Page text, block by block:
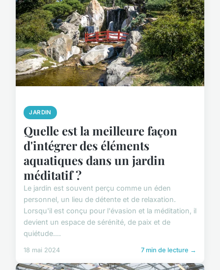
JARDIN
Quelle est la meilleure façon
d'intégrer des éléments
aquatiques dans un jardin
méditatif ?
Le jardin est souvent perçu comme un éden
personnel, un lieu de détente et de relaxation.
Lorsqu'il est conçu pour l'évasion et la méditation, il
devient un espace de sérénité, de paix et de
quiétude....
18 mai 2024 7 min de lecture →